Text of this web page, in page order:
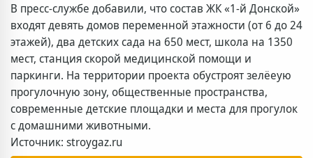
В пресс-службе добавили, что состав ЖК «1-й Донской»
входят девять домов переменной этажности (от 6 до 24
этажей), два детских сада на 650 мест, школа на 1350
мест, станция скорой медицинской помощи и
паркинги. На территории проекта обустроят зелёеую
прогулочную зону, общественные пространства,
современные детские площадки и места для прогулок
с домашними животными.
Источник: stroygaz.ru